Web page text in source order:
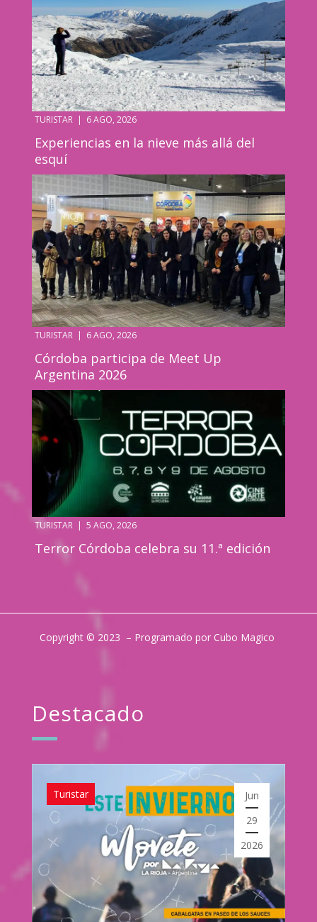
TURISTAR | 6 AGO, 2026
Experiencias en la nieve más allá del
esquí
TURISTAR | 6 AGO, 2026
Córdoba participa de Meet Up
Argentina 2026
TURISTAR | 5 AGO, 2026
Terror Córdoba celebra su 11.ª edición
Copyright © 2023 – Programado por Cubo Magico
Destacado
Turistar
Jun
29
2026